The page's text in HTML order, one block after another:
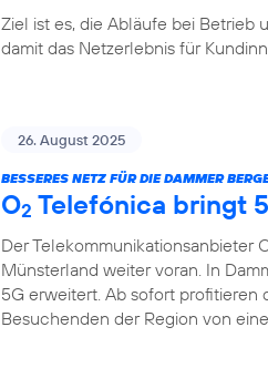
Ziel ist es, die Abläufe bei Betrieb
damit das Netzerlebnis für
26. August 2025
BESSERES NETZ FÜR DIE DAMMER
O2 Telefónica bringt
Der Telekommunikationsanbieter
Münsterland weiter voran. In
5G erweitert. Ab sofort profitieren
Besuchenden der Region von